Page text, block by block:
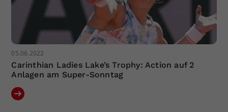
05.06.2022
Carinthian Ladies Lake’s Trophy: Action auf 2
Anlagen am Super-Sonntag